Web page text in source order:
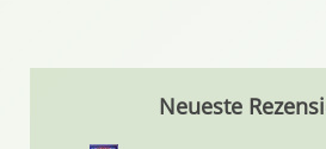
Neueste